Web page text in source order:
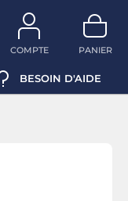
COMPTE PANIER
BESOIN D'AIDE